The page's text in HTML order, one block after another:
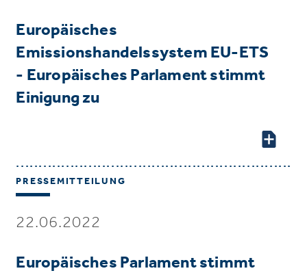
Europäisches
Emissionshandelssystem EU-ETS
- Europäisches Parlament stimmt
Einigung zu
PRESSEMITTEILUNG
22.06.2022
Europäisches Parlament stimmt